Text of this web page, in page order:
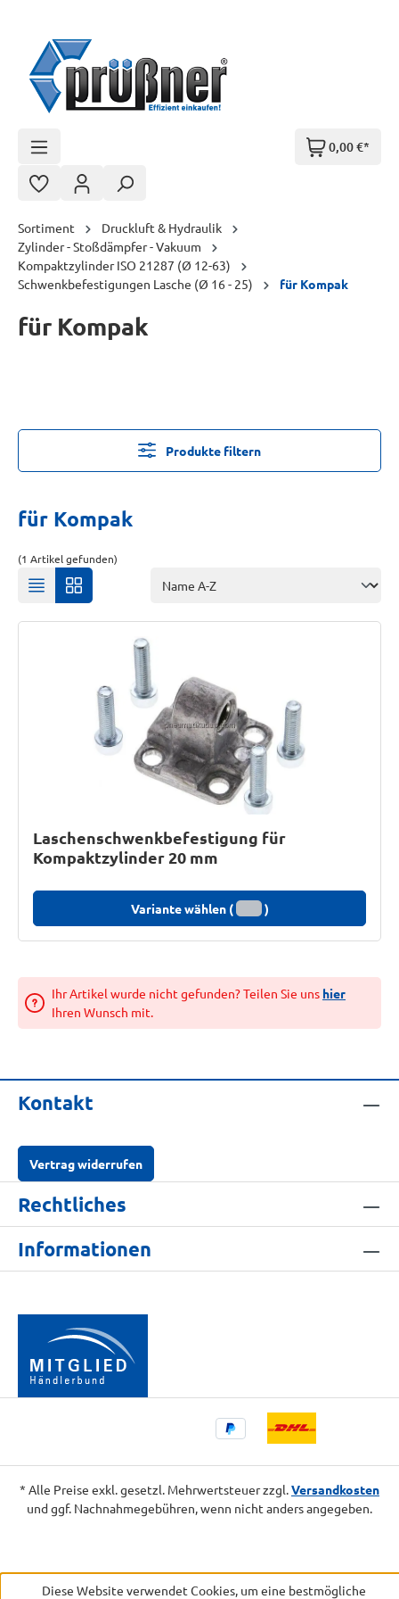
0,00 €*
Sortiment
Druckluft & Hydraulik
Zylinder - Stoßdämpfer - Vakuum
Kompaktzylinder ISO 21287 (Ø 12-63)
Schwenkbefestigungen Lasche (Ø 16 - 25)
für Kompak
für Kompak
Produkte filtern
für Kompak
(1 Artikel gefunden)
Laschenschwenkbefestigung für
Kompaktzylinder 20 mm
Variante wählen ( )
Ihr Artikel wurde nicht gefunden? Teilen Sie uns hier
Ihren Wunsch mit.
Kontakt
Vertrag widerrufen
Rechtliches
Informationen
* Alle Preise exkl. gesetzl. Mehrwertsteuer zzgl.Versandkosten
und ggf. Nachnahmegebühren, wenn nicht anders angegeben.
Diese Website verwendet Cookies, um eine bestmögliche